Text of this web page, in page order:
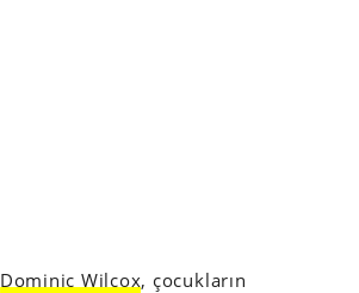
Dominic Wilcox, çocukların